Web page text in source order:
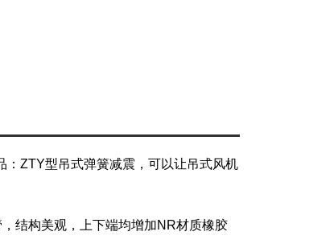
：ZTY型吊式弹簧减震，可以让吊式风机
结构美观，上下端均增加NR材质橡胶